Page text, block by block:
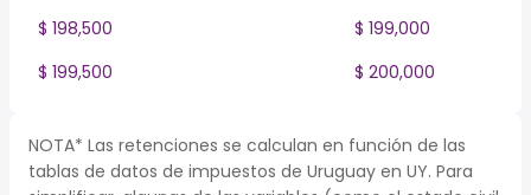
$ 198,500
$ 199,000
$ 199,500
$ 200,000
NOTA* Las retenciones se calculan en función de las
tablas de datos de impuestos de Uruguay en UY. Para